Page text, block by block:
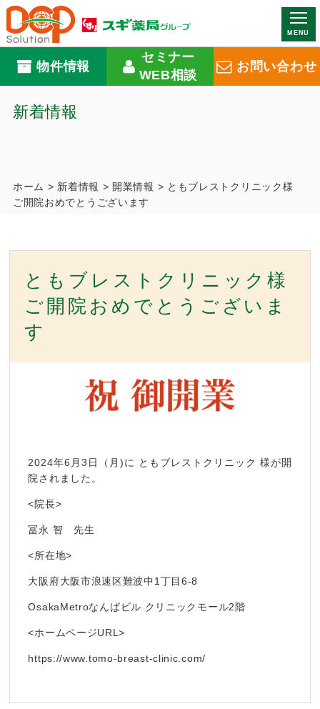
MENU
物件情報
セミナー
WEB相談
お問い合わせ
新着情報
ホーム > 新着情報 > 開業情報 > ともブレストクリニック様
ご開院おめでとうございます
ともブレストクリニック様
ご開院おめでとうございま
す
2024年6月3日（月)に ともブレストクリニック 様が開
院されました。
<院長>
冨永 智 先生
<所在地>
大阪府大阪市浪速区難波中1丁目6-8
OsakaMetroなんばビル クリニックモール2階
<ホームページURL>
https://www.tomo-breast-clinic.com/